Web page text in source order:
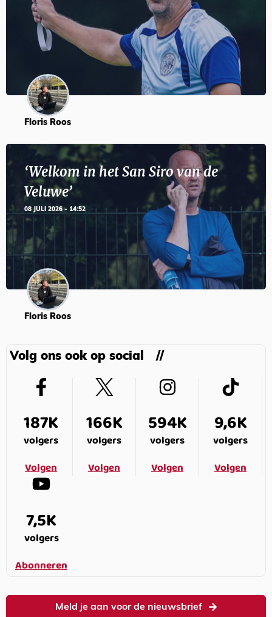
Floris Roos
‘Welkom in het San Siro van de
Veluwe’
08 JULI 2026 - 14:52
Floris Roos
Volg ons ook op social
187K
volgers
Volgen
166K
volgers
Volgen
594K
volgers
Volgen
9,6K
volgers
Volgen
7,5K
volgers
Abonneren
Meld je aan voor de nieuwsbrief